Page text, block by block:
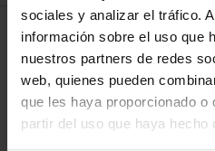
sociales y analizar el tráfico.
información sobre el uso que
nuestros partners de redes
web, quienes pueden
que les haya proporcionado o
partir del uso que haya hecho
3 Productos encontrados